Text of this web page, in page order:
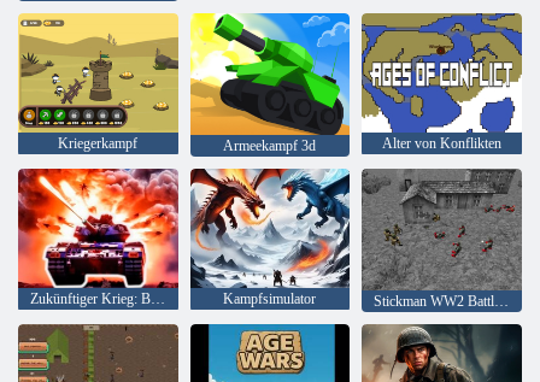
Kriegerkampf Armeekampf 3d Alter von Konflikten
Zukünftiger Krieg: Bot Battle im Weltraum 3d Kampfsimulator